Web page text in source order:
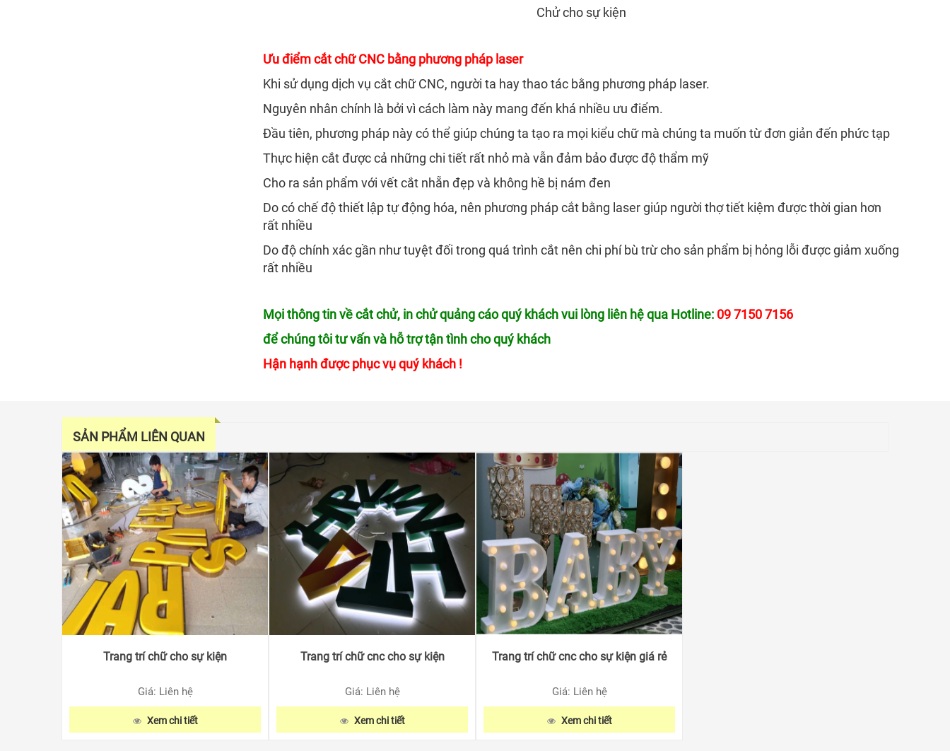
Chử cho sự kiện
Ưu điểm cắt chữ CNC bằng phương pháp laser
Khi sử dụng dịch vụ cắt chữ CNC, người ta hay thao tác bằng phương pháp laser.
Nguyên nhân chính là bởi vì cách làm này mang đến khá nhiều ưu điểm.
Đầu tiên, phương pháp này có thể giúp chúng ta tạo ra mọi kiểu chữ mà chúng ta muốn từ đơn giản đến phức tạp
Thực hiện cắt được cả những chi tiết rất nhỏ mà vẫn đảm bảo được độ thẩm mỹ
Cho ra sản phẩm với vết cắt nhẵn đẹp và không hề bị nám đen
Do có chế độ thiết lập tự động hóa, nên phương pháp cắt bằng laser giúp người thợ tiết kiệm được thời gian hơn
rất nhiều
Do độ chính xác gần như tuyệt đối trong quá trình cắt nên chi phí bù trừ cho sản phẩm bị hỏng lỗi được giảm xuống
rất nhiều
Mọi thông tin về cắt chử, in chử quảng cáo quý khách vui lòng liên hệ qua Hotline: 09 7150 7156
để chúng tôi tư vấn và hỗ trợ tận tình cho quý khách
Hận hạnh được phục vụ quý khách !
SẢN PHẨM LIÊN QUAN
Trang trí chữ cho sự kiện
Giá: Liên hệ
Xem chi tiết
Trang trí chữ cnc cho sự kiện
Giá: Liên hệ
Xem chi tiết
Trang trí chữ cnc cho sự kiện giá rẻ
Giá: Liên hệ
Xem chi tiết